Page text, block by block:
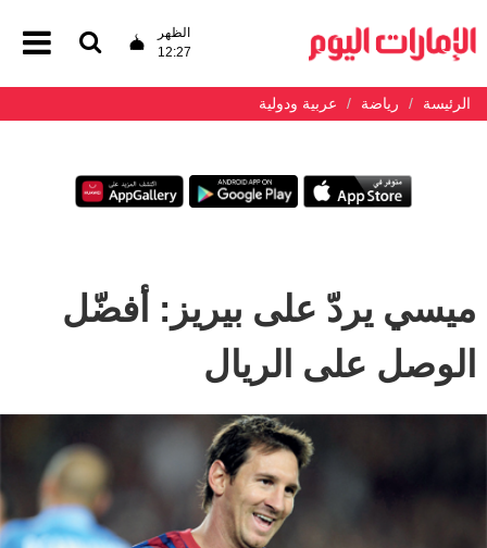
الظهر
12:27
الرئيسة رياضة عربية ودولية
ميسي يردّ على بيريز: أفضّل
الوصل على الريال